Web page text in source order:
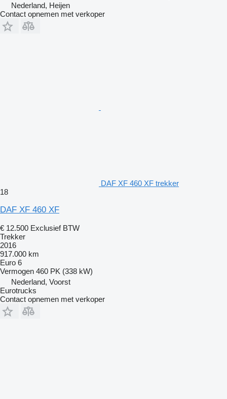
Nederland, Heijen
Contact opnemen met verkoper
DAF XF 460 XF trekker
18
DAF XF 460 XF
€ 12.500 Exclusief BTW
Trekker
2016
917.000 km
Euro 6
Vermogen 460 PK (338 kW)
Nederland, Voorst
Eurotrucks
Contact opnemen met verkoper